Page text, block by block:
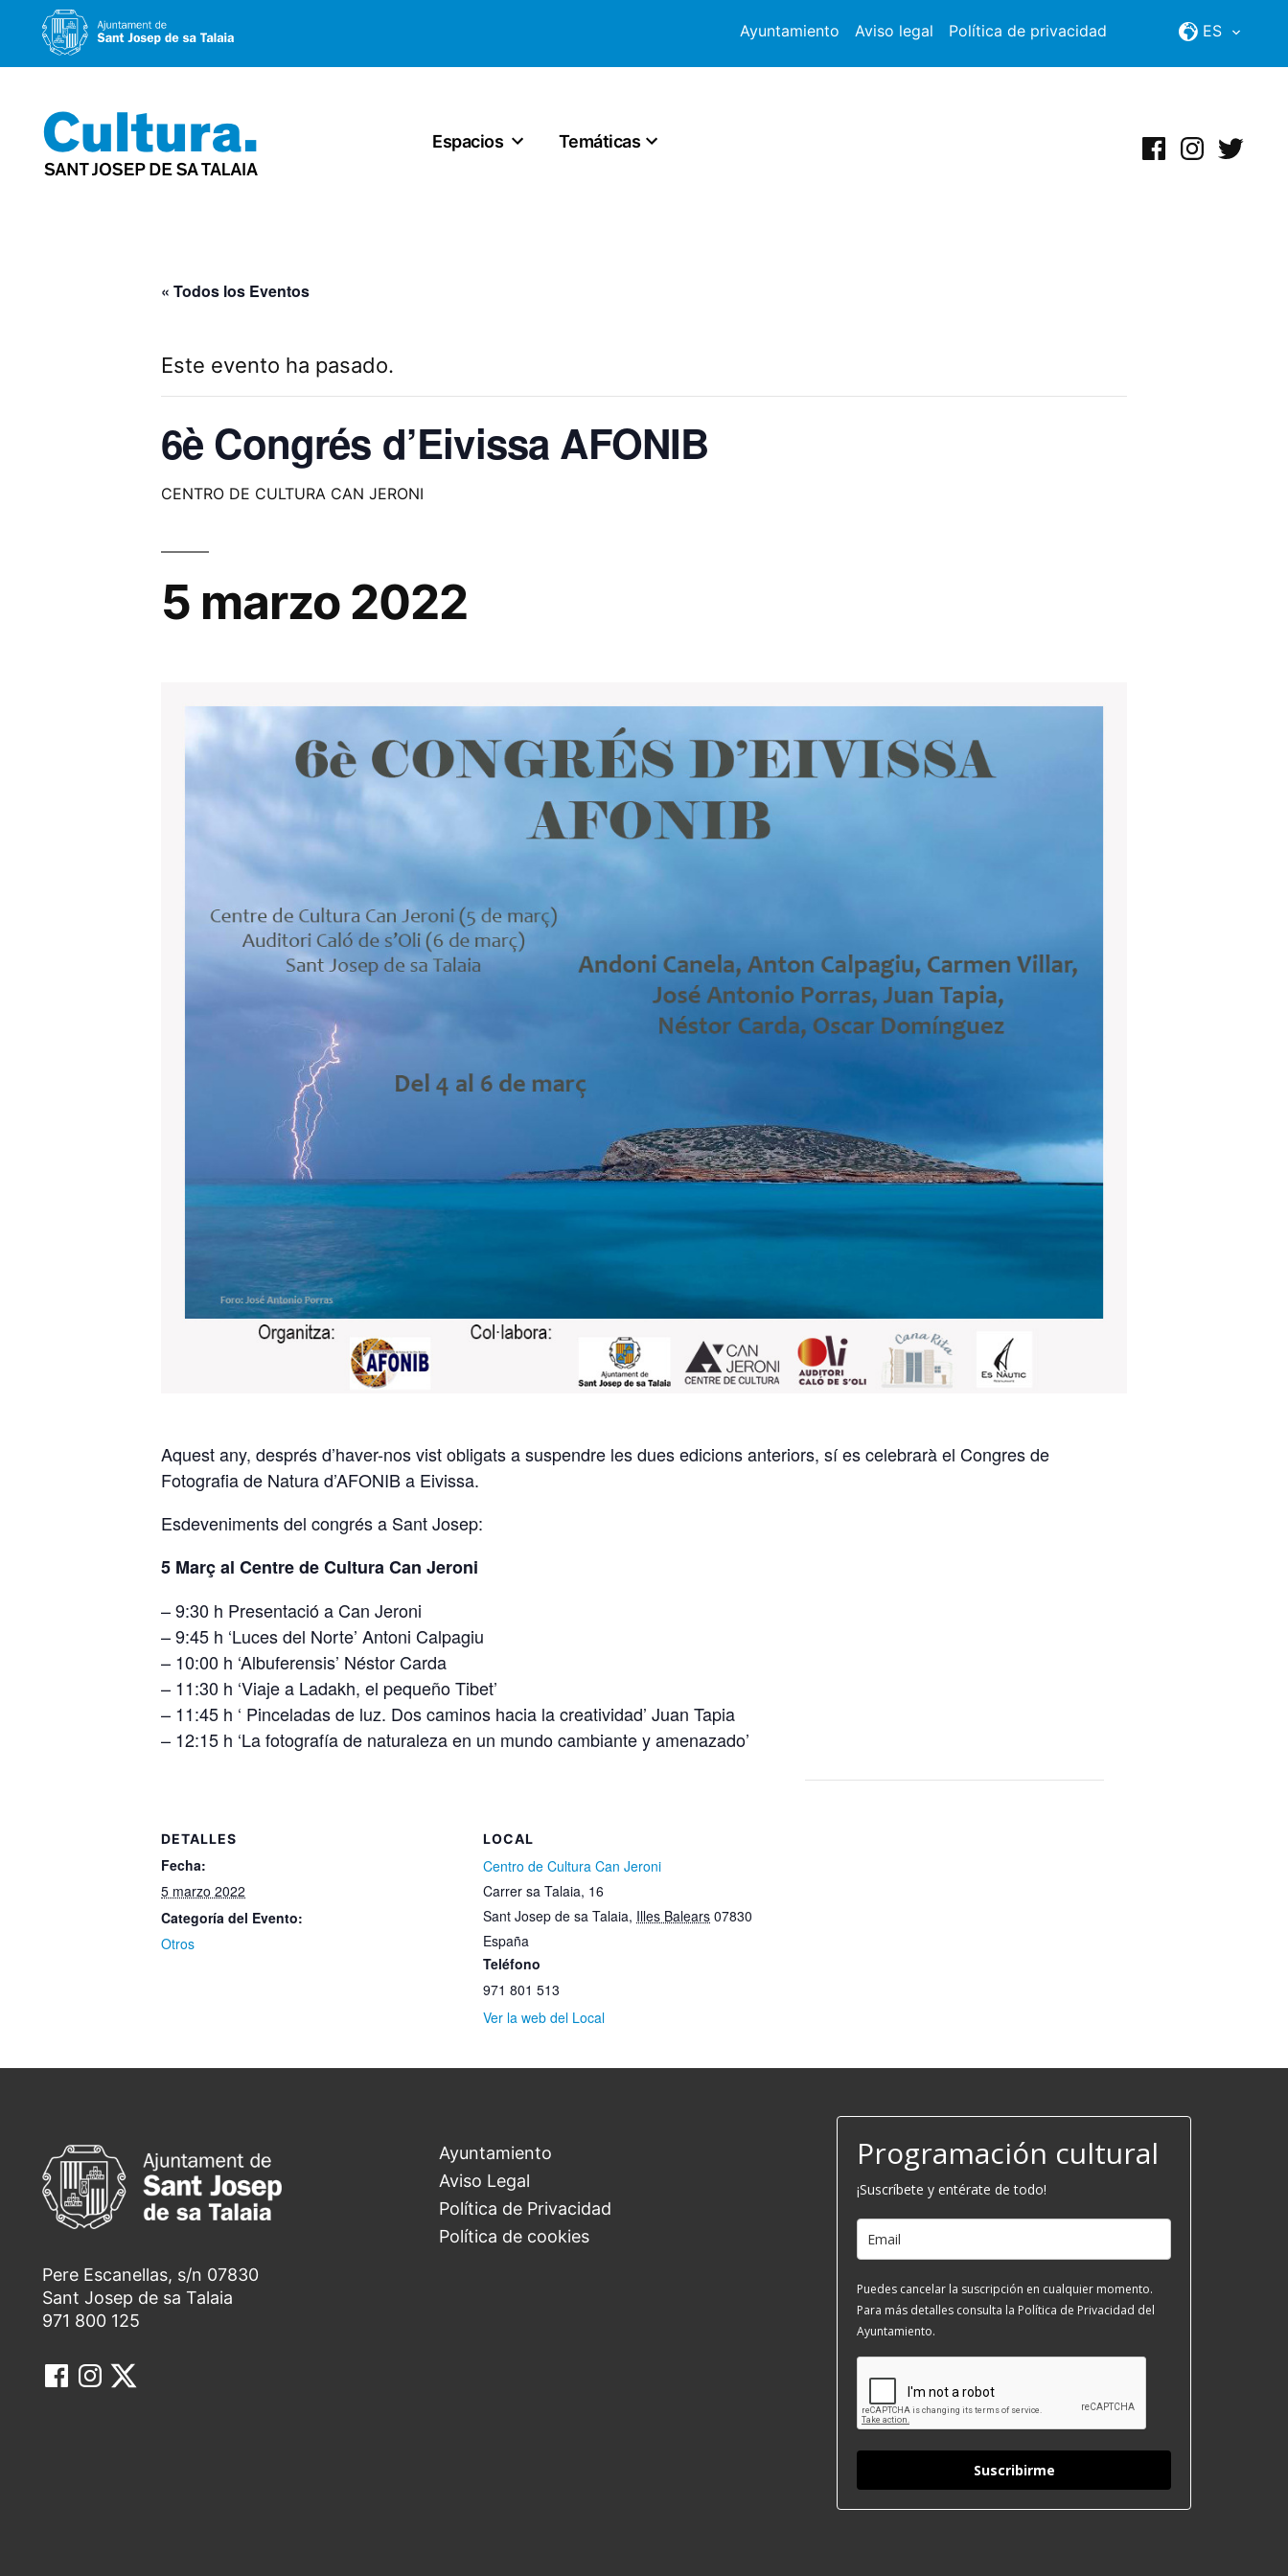
ES
Ayuntamiento Aviso legal Política de privacidad
al
contenido
Espacios Temáticas Facebook
Instagram
Twitter
« Todos los Eventos
Este evento ha pasado.
6è Congrés d’Eivissa AFONIB
CENTRO DE CULTURA CAN JERONI
5 marzo 2022
Aquest any, després d’haver-nos vist obligats a suspendre les dues edicions anteriors, sí es celebrarà el Congres de
Fotografia de Natura d’AFONIB a Eivissa.
Esdeveniments del congrés a Sant Josep:
5 Març al Centre de Cultura Can Jeroni
– 9:30 h Presentació a Can Jeroni
– 9:45 h ‘Luces del Norte’ Antoni Calpagiu
– 10:00 h ‘Albuferensis’ Néstor Carda
– 11:30 h ‘Viaje a Ladakh, el pequeño Tibet’
– 11:45 h ‘ Pinceladas de luz. Dos caminos hacia la creatividad’ Juan Tapia
– 12:15 h ‘La fotografía de naturaleza en un mundo cambiante y amenazado’
DETALLES
Fecha:
5 marzo 2022
Categoría del Evento:
Otros
LOCAL
Centro de Cultura Can Jeroni
Carrer sa Talaia, 16
Sant Josep de sa Talaia, Illes Balears 07830
España
Teléfono
971 801 513
Ver la web del Local
Pere Escanellas, s/n 07830
Sant Josep de sa Talaia
971 800 125
Ayuntamiento
Aviso Legal
Política de Privacidad
Política de cookies
Programación cultural
¡Suscríbete y entérate de todo!
Puedes cancelar la suscripción en cualquier momento.
Para más detalles consulta la Política de Privacidad del
Ayuntamiento.
Suscribirme